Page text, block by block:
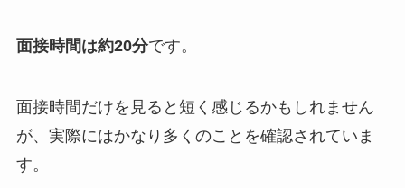
面接時間は約20分です。
面接時間だけを見ると短く感じるかもしれません
が、実際にはかなり多くのことを確認されていま
す。